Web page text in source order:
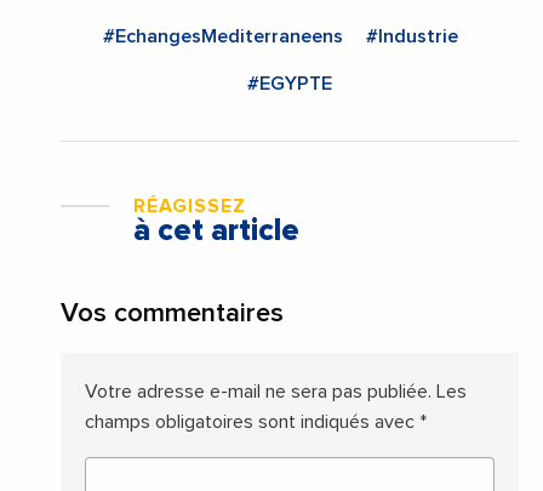
#EchangesMediterraneens #Industrie
#EGYPTE
RÉAGISSEZ
à cet article
Vos commentaires
Votre adresse e-mail ne sera pas publiée. Les
champs obligatoires sont indiqués avec *